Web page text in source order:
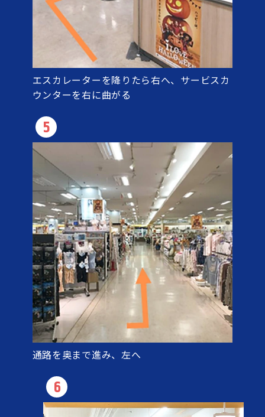
エスカレーターを降りたら右へ、サービスカ
ウンターを右に曲がる
5
通路を奥まで進み、左へ
6